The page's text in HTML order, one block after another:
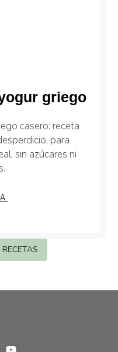
griego
casero: receta
para
sin azúcares ni